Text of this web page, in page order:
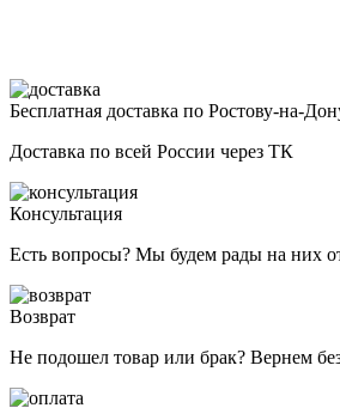
Бесплатная доставка по Ростову-на-
Доставка по всей России через ТК
Консультация
Есть вопросы? Мы будем рады на них
Возврат
Не подошел товар или брак? Вернем